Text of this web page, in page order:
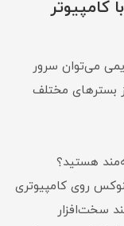
کامپیوتر
می‌توان سرور
بسترهای مختلف
هستید؟
روی کامپیوتری
سخت‌افزار